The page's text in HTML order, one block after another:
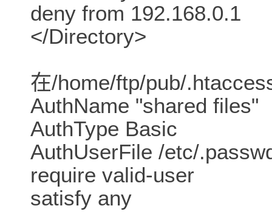
deny from 192.168.0.1
</Directory>
在/home/ftp/pub/
AuthName "shared files"
AuthType Basic
AuthUserFile /etc/
require valid-user
satisfy any